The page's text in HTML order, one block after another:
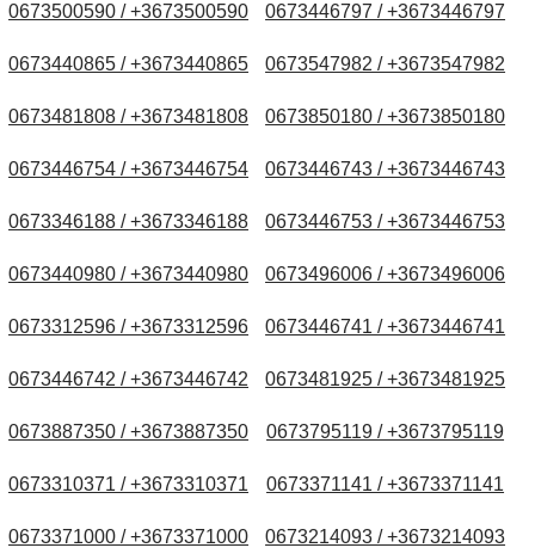
0673500590 / +3673500590 0673446797 / +3673446797
0673440865 / +3673440865 0673547982 / +3673547982
0673481808 / +3673481808 0673850180 / +3673850180
0673446754 / +3673446754 0673446743 / +3673446743
0673346188 / +3673346188 0673446753 / +3673446753
0673440980 / +3673440980 0673496006 / +3673496006
0673312596 / +3673312596 0673446741 / +3673446741
0673446742 / +3673446742 0673481925 / +3673481925
0673887350 / +3673887350 0673795119 / +3673795119
0673310371 / +3673310371 0673371141 / +3673371141
0673371000 / +3673371000 0673214093 / +3673214093